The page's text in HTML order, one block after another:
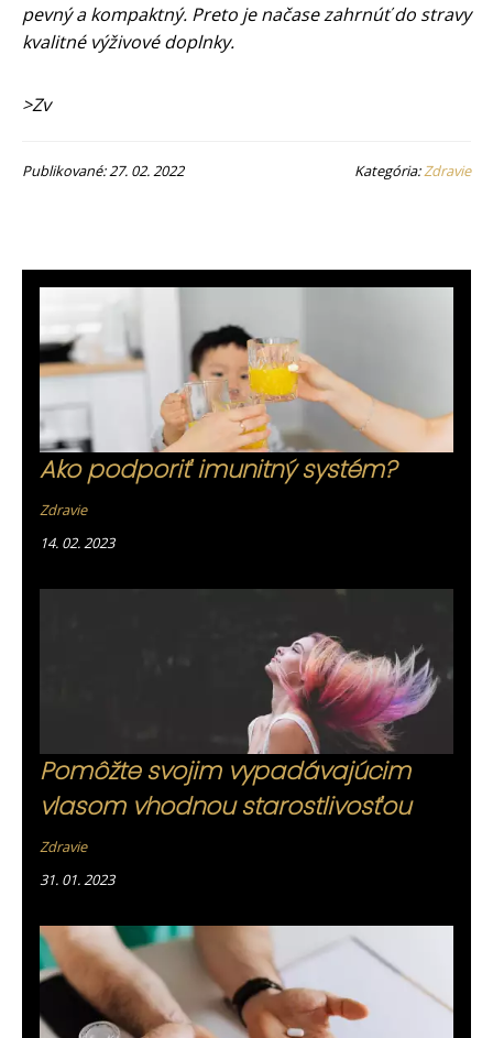
pevný a kompaktný. Preto je načase zahrnúť do stravy
kvalitné výživové doplnky.
>Zv
Publikované: 27. 02. 2022 Kategória:Zdravie
Ako podporiť imunitný systém?
Zdravie
14. 02. 2023
Pomôžte svojim vypadávajúcim
vlasom vhodnou starostlivosťou
Zdravie
31. 01. 2023